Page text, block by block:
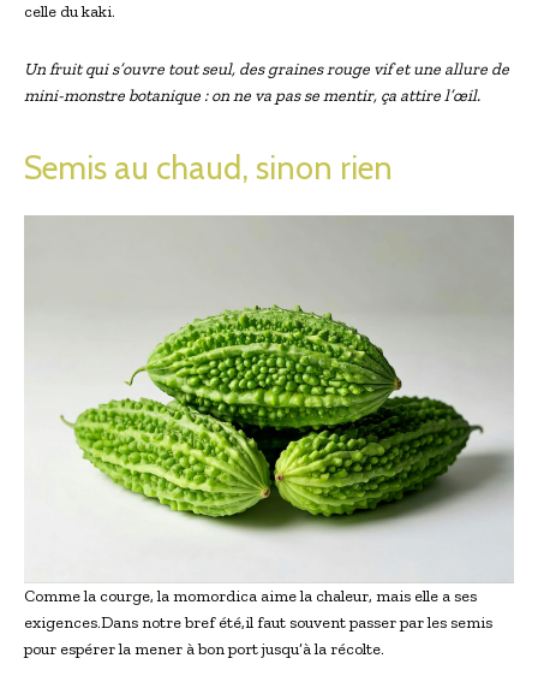
celle du kaki.
Un fruit qui s’ouvre tout seul, des graines rouge vif et une allure de
mini-monstre botanique : on ne va pas se mentir, ça attire l’œil.
Semis au chaud, sinon rien
Comme la courge, la momordica aime la chaleur, mais elle a ses
exigences.Dans notre bref été,il faut souvent passer par les semis
pour espérer la mener à bon port jusqu’à la récolte.